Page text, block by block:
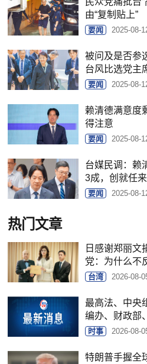
由“复制贴上”
要闻 2025-08-
被问及是否参
台风比选党主
要闻 2025-08-
赖清德满意度
得注意
要闻 2025-08-
台媒民调：赖
3成，创就任
要闻 2025-08-
热门文章
日感谢郑丽文
党：为什么不
台湾 2026-08-
最高法、中央
编办、财政部
时事 2026-08-
特朗普手握全